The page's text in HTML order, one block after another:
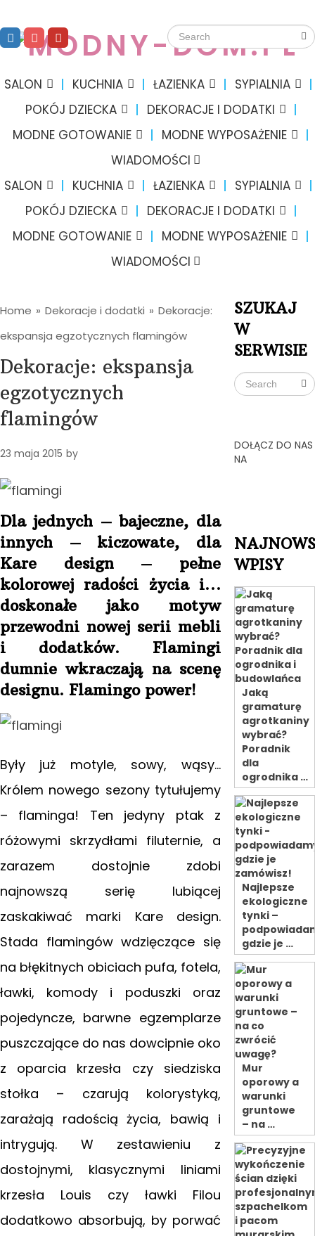
SALON KUCHNIA ŁAZIENKA
SYPIALNIA
POKÓJ DZIECKA
DEKORACJE I DODATKI
MODNE GOTOWANIE
MODNE WYPOSAŻENIE
WIADOMOŚCI
SALON
KUCHNIA ŁAZIENKA
SYPIALNIA
POKÓJ DZIECKA
DEKORACJE I DODATKI
MODNE GOTOWANIE
MODNE WYPOSAŻENIE
WIADOMOŚCI
Home » Dekoracje i dodatki » Dekoracje:
ekspansja egzotycznych flamingów
Dekoracje: ekspansja
egzotycznych
flamingów
23 maja 2015 by
Dla jednych – bajeczne, dla
innych – kiczowate, dla
Kare design – pełne
kolorowej radości życia i…
doskonałe jako motyw
przewodni nowej serii mebli
i dodatków. Flamingi
dumnie wkraczają na scenę
designu. Flamingo power!
Były już motyle, sowy, wąsy…
Królem nowego sezony tytułujemy
– flaminga! Ten jedyny ptak z
różowymi skrzydłami filuternie, a
zarazem dostojnie zdobi
najnowszą serię lubiącej
zaskakiwać marki Kare design.
Stada flamingów wdzięczące się
na błękitnych obiciach pufa, fotela,
ławki, komody i poduszki oraz
pojedyncze, barwne egzemplarze
puszczające do nas dowcipnie oko
z oparcia krzesła czy siedziska
stołka – czarują kolorystyką,
zarażają radością życia, bawią i
intrygują. W zestawieniu z
dostojnymi, klasycznymi liniami
krzesła Louis czy ławki Filou
dodatkowo absorbują, by porwać
SZUKAJ
W
SERWISIE
DOŁĄCZ DO NAS
NA
WPISY
Jaką
gramaturę
agrotkaniny
wybrać?
Poradnik
dla
ogrodnika …
Najlepsze
ekologiczne
tynki –
gdzie je …
Mur
oporowy a
warunki
gruntowe
– na …